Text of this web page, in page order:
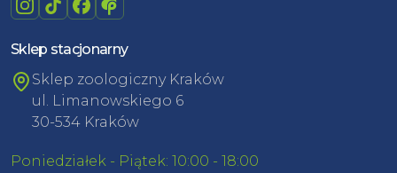
Sklep stacjonarny
Sklep zoologiczny Kraków
ul. Limanowskiego 6
30-534 Kraków
Poniedziałek - Piątek: 10:00 - 18:00